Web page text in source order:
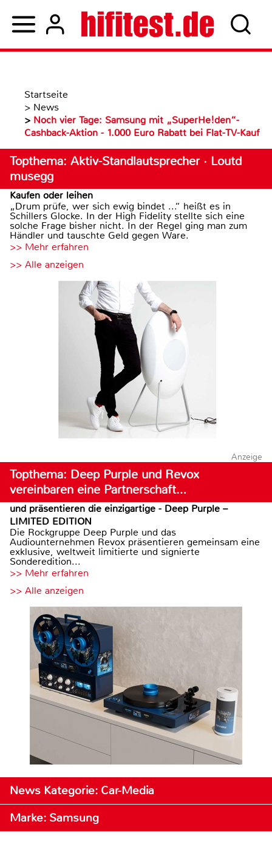
Startseite
> News
> Noch vier Tage: Samsung mit „SuperHe!den“-
Cashback-Aktion - 1.000 Euro Rabatt bei Flat-TV-Kauf
Topthema: Aktiv-Standlautsprecher · Loutd
musegg
Kaufen oder leihen
„Drum prüfe, wer sich ewig bindet ...“ heißt es in
Schillers Glocke. In der High Fidelity stellte sich eine
solche Frage bisher nicht. In der Regel ging man zum
Händler und tauschte Geld gegen Ware.
>> Mehr erfahren
>> Alle anzeigen
Anzeige
Topthema: Deep Purple und Revox
vereinbaren eine Partnerschaft…
und präsentieren die einzigartige - Deep Purple –
LIMITED EDITION
Die Rockgruppe Deep Purple und das
Audiounternehmen Revox präsentieren gemeinsam eine
exklusive, weltweit limitierte und signierte
Sonderedition...
>> Mehr erfahren
>> Alle anzeigen
News Kategorie: Car-Media
Marke: Samsung